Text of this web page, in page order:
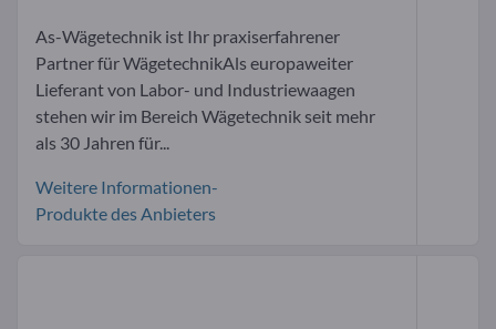
As-Wägetechnik ist Ihr praxiserfahrener
Partner für WägetechnikAls europaweiter
Lieferant von Labor- und Industriewaagen
stehen wir im Bereich Wägetechnik seit mehr
als 30 Jahren für...
Weitere Informationen-
Produkte des Anbieters